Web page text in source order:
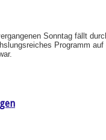
Sonntag fällt
Programm